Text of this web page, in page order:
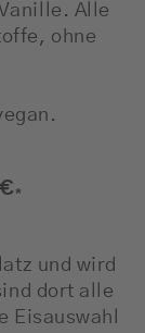
Alle
ohne
*
und wird
dort alle
Eisauswahl